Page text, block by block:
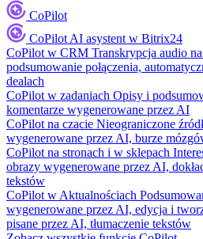
CoPilot
CoPilot AI asystent w Bitrix24
CoPilot w CRM Transkrypcja audio
podsumowanie połączenia,
dealach
CoPilot w zadaniach Opisy i
komentarze wygenerowane przez AI
CoPilot na czacie Nieograniczone
wygenerowane przez AI, burze
CoPilot na stronach i w sklepach
obrazy wygenerowane przez AI,
tekstów
CoPilot w Aktualnościach
wygenerowane przez AI, edycja i
pisane przez AI, tłumaczenie tekstów